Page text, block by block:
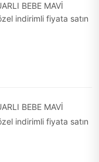
BEBE MAVİ
indirimli fiyata satın
BEBE MAVİ
indirimli fiyata satın